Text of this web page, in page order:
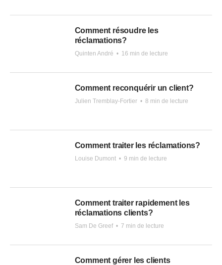
Comment résoudre les
réclamations?
Quinten André • 16 min de lecture
Comment reconquérir un client?
Julien Tremblay-Fortier • 8 min de lecture
Comment traiter les réclamations?
Louise Dumont • 9 min de lecture
Comment traiter rapidement les
réclamations clients?
Sam De Greef • 7 min de lecture
Comment gérer les clients